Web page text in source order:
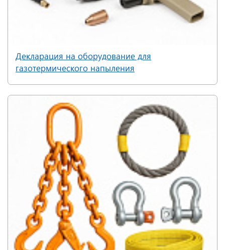
Декларация на оборудование для
газотермического напыления